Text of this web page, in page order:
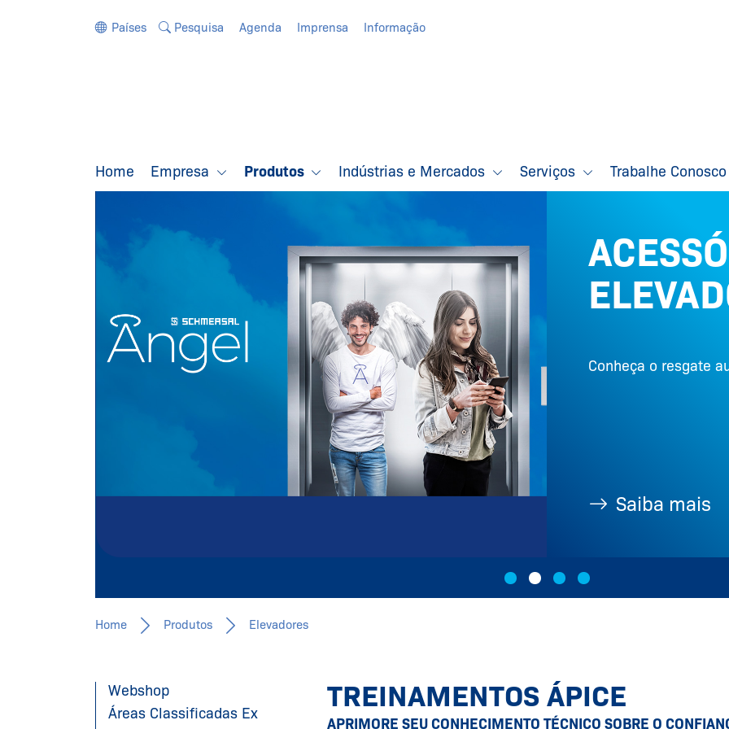
Países Pesquisa Agenda Imprensa Informação
Home Empresa Produtos Indústrias e Mercados Serviços Trabalhe Conosco
QUADRO DE
COMANDO PARA
ELEVADORES
SCHMERSAL
Saiba mais
Conheça o resgate
Saiba mais
Home Produtos Elevadores
Webshop
Áreas Classificadas Ex
TREINAMENTOS ÁPICE
APRIMORE SEU CONHECIMENTO TÉCNICO SOBRE O